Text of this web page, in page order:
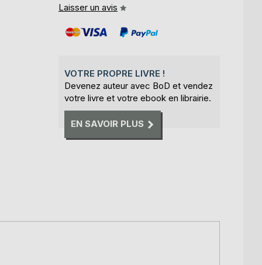
Laisser un avis
VOTRE PROPRE LIVRE !
Devenez auteur avec BoD et vendez
votre livre et votre ebook en librairie.
EN SAVOIR PLUS